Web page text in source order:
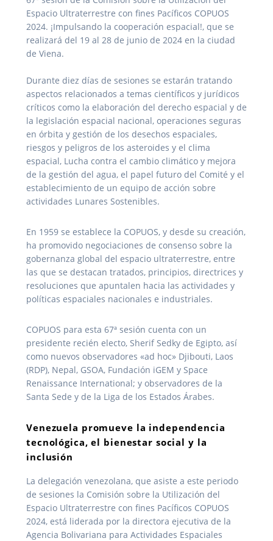
Espacio Ultraterrestre con fines Pacíficos COPUOS
2024. ¡Impulsando la cooperación espacial!, que se
realizará del 19 al 28 de junio de 2024 en la ciudad
de Viena.
Durante diez días de sesiones se estarán tratando
aspectos relacionados a temas científicos y jurídicos
críticos como la elaboración del derecho espacial y de
la legislación espacial nacional, operaciones seguras
en órbita y gestión de los desechos espaciales,
riesgos y peligros de los asteroides y el clima
espacial, Lucha contra el cambio climático y mejora
de la gestión del agua, el papel futuro del Comité y el
establecimiento de un equipo de acción sobre
actividades Lunares Sostenibles.
En 1959 se establece la COPUOS, y desde su creación,
ha promovido negociaciones de consenso sobre la
gobernanza global del espacio ultraterrestre, entre
las que se destacan tratados, principios, directrices y
resoluciones que apuntalen hacia las actividades y
políticas espaciales nacionales e industriales.
COPUOS para esta 67ª sesión cuenta con un
presidente recién electo, Sherif Sedky de Egipto, así
como nuevos observadores «ad hoc» Djibouti, Laos
(RDP), Nepal, GSOA, Fundación iGEM y Space
Renaissance International; y observadores de la
Santa Sede y de la Liga de los Estados Árabes.
Venezuela promueve la independencia
tecnológica, el bienestar social y la
inclusión
La delegación venezolana, que asiste a este periodo
de sesiones la Comisión sobre la Utilización del
Espacio Ultraterrestre con fines Pacíficos COPUOS
2024, está liderada por la directora ejecutiva de la
Agencia Bolivariana para Actividades Espaciales